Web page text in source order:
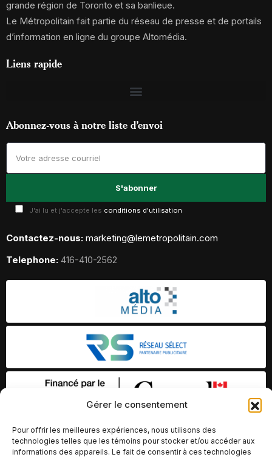
Gérer le consentement
Pour offrir les meilleures expériences, nous utilisons des
technologies telles que les témoins pour stocker et/ou accéder aux
informations des appareils. Le fait de consentir à ces technologies
grande région de Toronto et sa banlieue.
Le Métropolitain fait partie du réseau de presse et de portails
d’information en ligne du groupe Altomédia.
Liens rapide
Abonnez-vous à notre liste d’envoi
J'ai lu et j'accepte les conditions d'utilisation
Contactez-nous: marketing@lemetropolitain.com
Telephone: 416-410-2562